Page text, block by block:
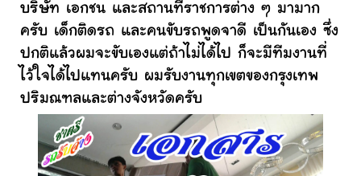
บริษัท เอกชน และสถานที่ราชการต่าง ๆ มามาก
ครับ เด็กติดรถ และคนขับรถพูดจาดี เป็นกันเอง ซึ่ง
ปกติแล้วผมจะขับเองแต่ถ้าไม่ได้ไป ก็จะมีทีมงานที่
ไว้ใจได้ไปแทนครับ ผมรับงานทุกเขตของกรุงเทพ
ปริมณฑลและต่างจังหวัดครับ